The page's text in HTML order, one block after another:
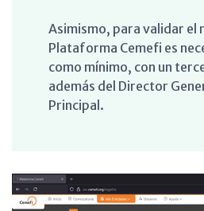
Asimismo, para validar el
Plataforma Cemefi es
como mínimo, con un
además del Director
Principal.